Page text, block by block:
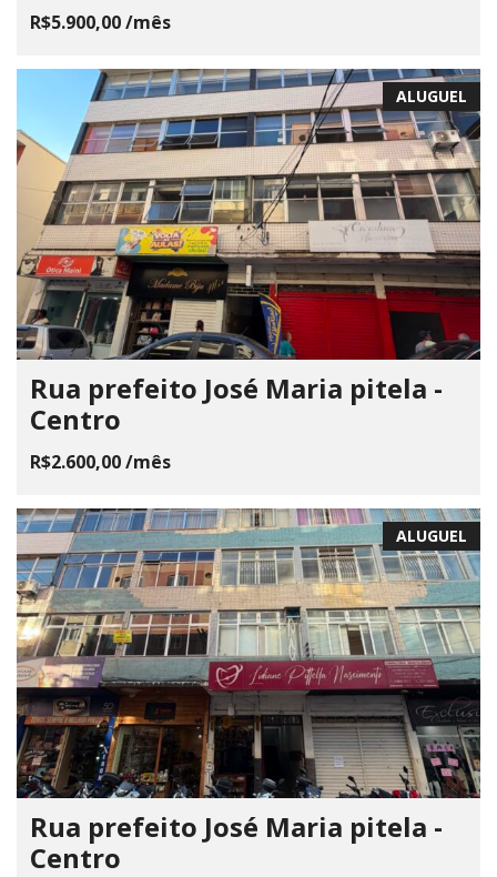
R$5.900,00 /mês
ALUGUEL
Rua prefeito José Maria pitela -
Centro
R$2.600,00 /mês
ALUGUEL
Rua prefeito José Maria pitela -
Centro